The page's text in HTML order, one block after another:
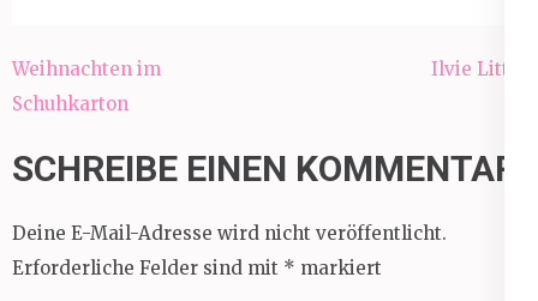
Beitragsnavigation
Weihnachten im
Schuhkarton
Ilvie Little
SCHREIBE EINEN KOMMENTAR
Deine E-Mail-Adresse wird nicht veröffentlicht.
Erforderliche Felder sind mit * markiert